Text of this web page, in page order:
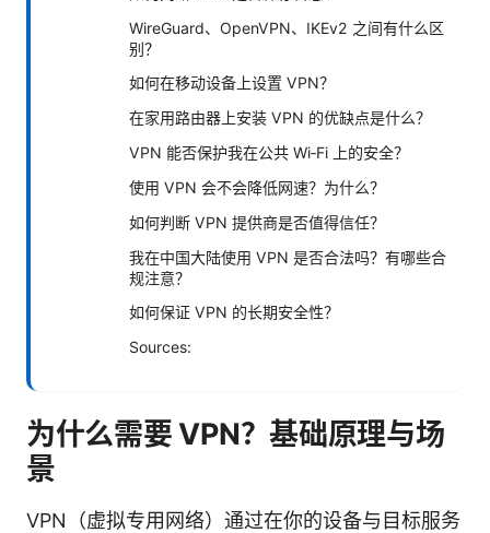
WireGuard、OpenVPN、IKEv2 之间有什么区
别？
如何在移动设备上设置 VPN？
在家用路由器上安装 VPN 的优缺点是什么？
VPN 能否保护我在公共 Wi‑Fi 上的安全？
使用 VPN 会不会降低网速？为什么？
如何判断 VPN 提供商是否值得信任？
我在中国大陆使用 VPN 是否合法吗？有哪些合
规注意？
如何保证 VPN 的长期安全性？
Sources:
为什么需要 VPN？基础原理与场
景
VPN（虚拟专用网络）通过在你的设备与目标服务